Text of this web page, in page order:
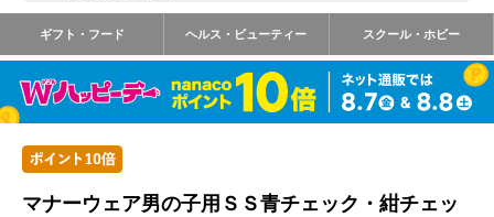
ギフト・フード ヘルス・ビューティー スクール・ホビー
マナーウェア男の子用ＳＳ青チェック・紺チェッ